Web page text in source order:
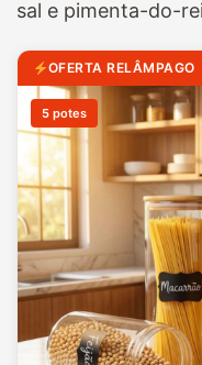
sal e pimenta-do-
OFERTA RELÂMPAGO
5 potes